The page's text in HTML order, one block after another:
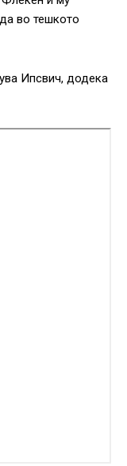
во тешкото
Ипсвич, додека